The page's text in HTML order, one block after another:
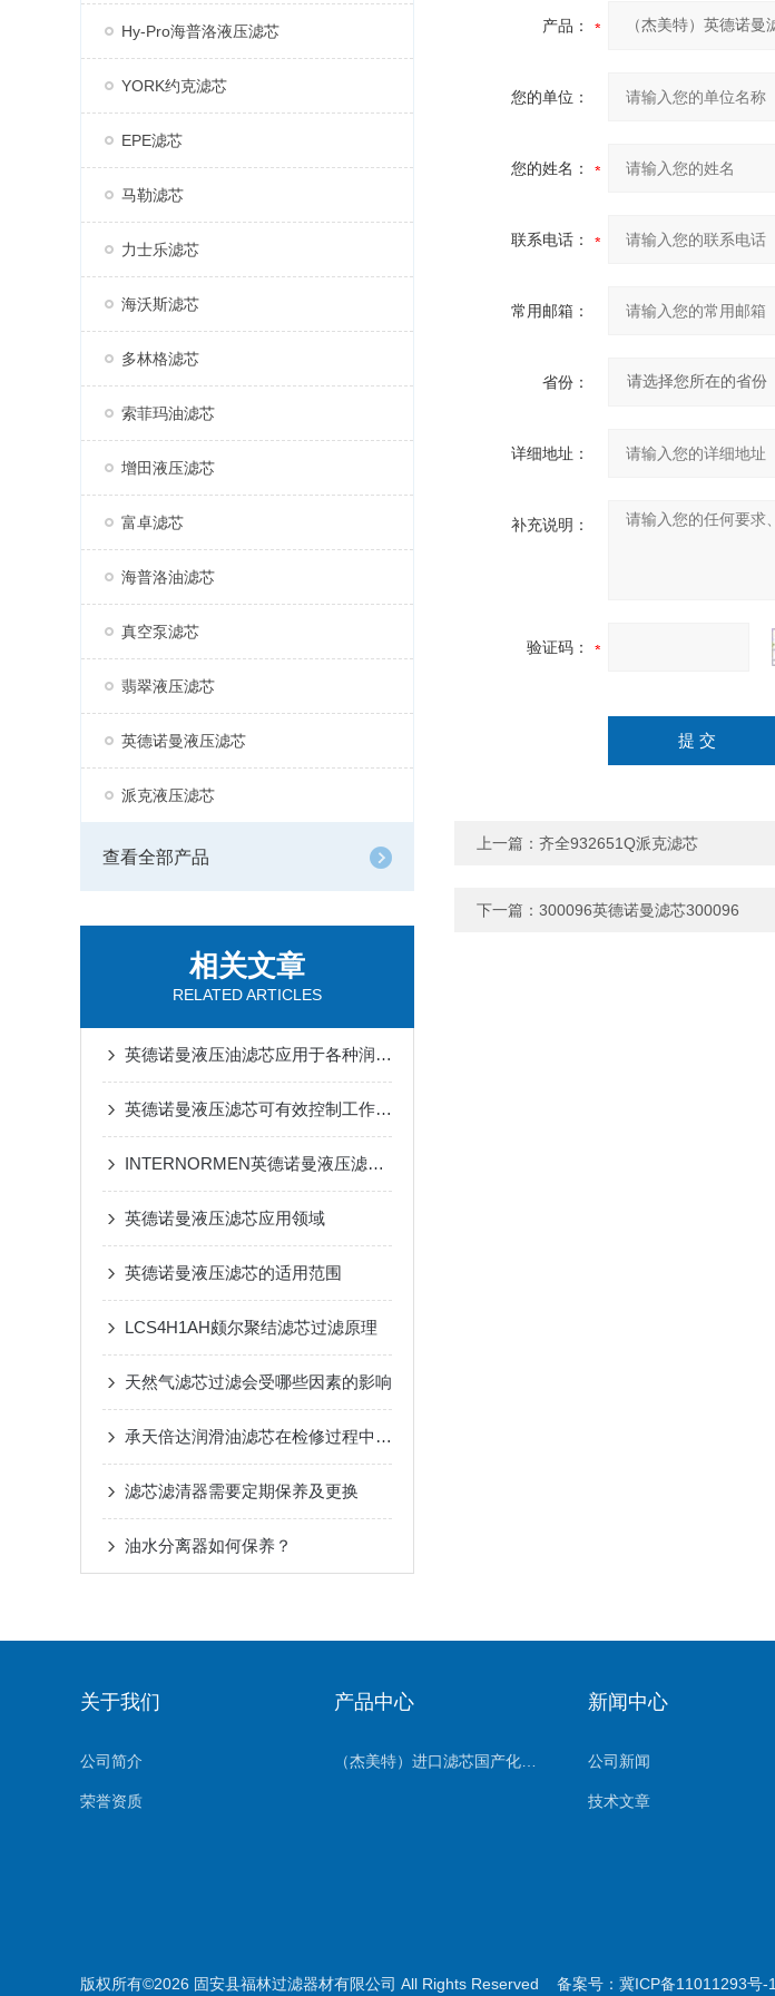
Hy-Pro海普洛液压滤芯
YORK约克滤芯
EPE滤芯
马勒滤芯
力士乐滤芯
海沃斯滤芯
多林格滤芯
索菲玛油滤芯
增田液压滤芯
富卓滤芯
海普洛油滤芯
真空泵滤芯
翡翠液压滤芯
英德诺曼液压滤芯
派克液压滤芯
查看全部产品
相关文章
RELATED ARTICLES
英德诺曼液压油滤芯应用于各种润滑设备的过滤
英德诺曼液压滤芯可有效控制工作介质的污染度
INTERNORMEN英德诺曼液压滤芯内部结构拆解：玻纤 VG 滤材+旁通阀为什么是标配？
英德诺曼液压滤芯应用领域
英德诺曼液压滤芯的适用范围
LCS4H1AH颇尔聚结滤芯过滤原理
天然气滤芯过滤会受哪些因素的影响
承天倍达润滑油滤芯在检修过程中该留意的事项
滤芯滤清器需要定期保养及更换
油水分离器如何保养？
产品：
您的单位：
您的姓名：
联系电话：
常用邮箱：
省份：
详细地址：
补充说明：
验证码：
上一篇： 齐全932651Q派克滤芯
下一篇： 300096英德诺曼滤芯300096
关于我们
公司简介
荣誉资质
产品中心 新闻中心
公司新闻
技术文章
版权所有©2026 固安县福林过滤器材有限公司 All Rights Reserved 备案号：冀ICP备11011293号-1